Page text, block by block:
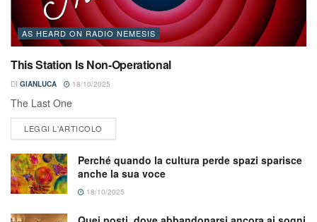
AS HEARD ON RADIO NEMESIS
This Station Is Non-Operational
DI GIANLUCA 18/10/2025
The Last One
LEGGI L'ARTICOLO
Perché quando la cultura perde spazi sparisce
anche la sua voce
18/10/2025